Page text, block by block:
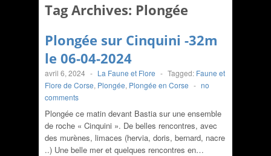
Tag Archives: Plongée
Plongée sur Cinquini -32m
le 06-04-2024
avril 6, 2024 - La Faune et Flore - Tagged: Faune et
Flore de Corse, Plongée, Plongée en Corse - no
comments
Plongée ce matin devant Bastia sur une ensemble
de roche « Cinquini ». De belles rencontres, avec
des murènes, limaces (hervia, doris, bernard, nacre
..) Une belle mer et quelques rencontres en…